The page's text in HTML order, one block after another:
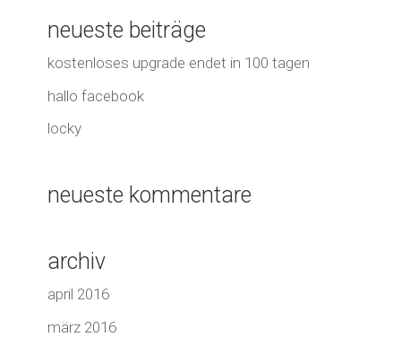
neueste beiträge
kostenloses upgrade endet in 100 tagen
hallo facebook
locky
neueste kommentare
archiv
april 2016
märz 2016